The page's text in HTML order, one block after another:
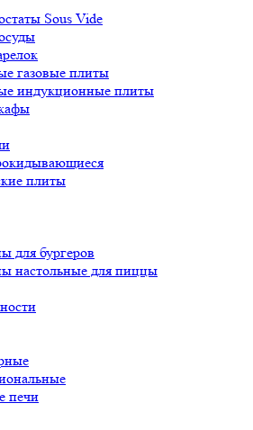
Sous Vide
газовые плиты
индукционные плиты
плиты
для бургеров
настольные для пиццы
печи